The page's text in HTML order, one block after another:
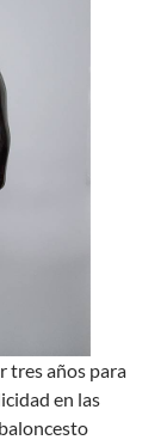
tres años para
en las